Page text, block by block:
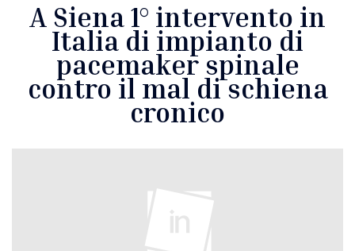
A Siena 1° intervento in
Italia di impianto di
pacemaker spinale
contro il mal di schiena
cronico